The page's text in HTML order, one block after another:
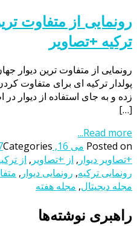
رونمایی از متفاوت
ترکیه +تصاویر
رونمایی از متفاوت ترین دیوار
پولدار ترکیه ای برای متفاوت
زده و به جای استفاده از دیوار
[…]
Read more...
Posted on می 16, 2017 Categories
+تصاویر دیوار , از +تصاویر , از
رونمایی ترکیه, رونمایی دیوار ,
مجله دیجیتال, مجله هفته
راهبری نوشته‌ها